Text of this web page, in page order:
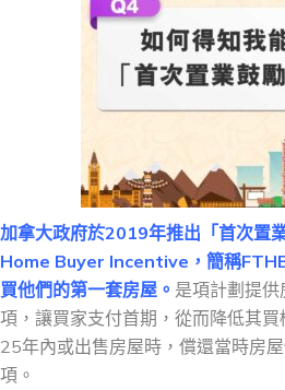
加拿大政府於2019年推出「首次置
Home Buyer Incentive，簡稱
買他們的第一套房屋。 是項計劃提
項，讓買家支付首期，從而降低其
25年內或出售房屋時，償還當時房
項。